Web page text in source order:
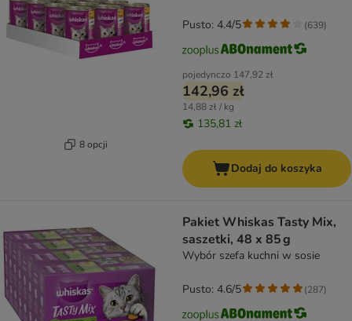
8 opcji
pojedynczo 147,92 zł
142,96 zł
14,88 zł / kg
135,81 zł
Pusto: 4.4/5 (639)
Dodaj do koszyka
Pakiet Whiskas Tasty Mix,
saszetki, 48 x 85 g
Wybór szefa kuchni w sosie
Pusto: 4.6/5 (287)